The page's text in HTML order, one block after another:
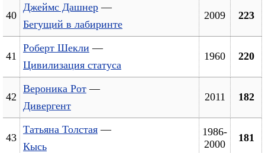
40
Джеймс Дашнер —
Бегущий в лабиринте
2009 223
41
Роберт Шекли —
Цивилизация статуса
1960 220
42
Вероника Рот —
Дивергент
2011 182
43
Татьяна Толстая —
Кысь
1986-
2000
181